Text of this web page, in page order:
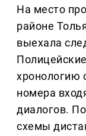
На место
районе
выехала
хронологию
номера
диалогов.
схемы